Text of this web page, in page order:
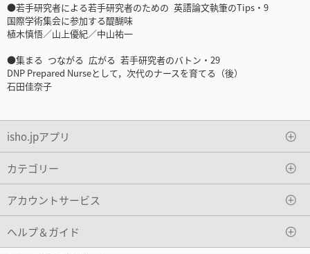
●若手研究者による若手研究者のための 英語論文執筆のTips・9
国際学術集会に参加する醍醐味
植木慎悟／山上優紀／中山祐一
●集まる つながる 広がる 若手研究者のバトン・29
DNP Prepared Nurseとして，次代のナースを育てる（後）
石田佳奈子
isho.jpアプリ
カテゴリー
アカウントサービス
ヘルプ＆ガイド